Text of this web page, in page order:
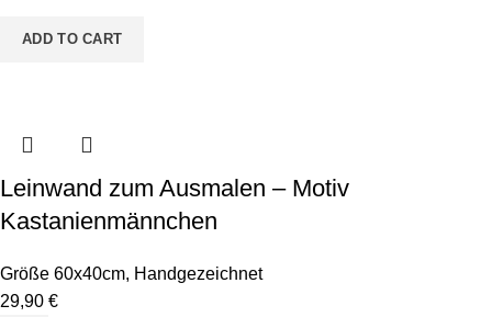
quantity
ADD TO CART
Leinwand zum Ausmalen – Motiv
Kastanienmännchen
Größe 60x40cm, Handgezeichnet
29,90 €